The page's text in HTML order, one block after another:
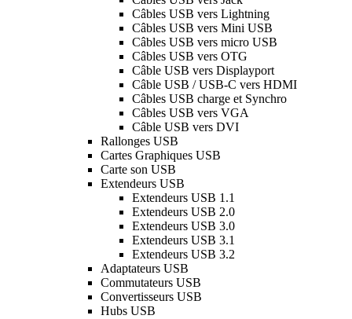
Câbles USB vers Lightning
Câbles USB vers Mini USB
Câbles USB vers micro USB
Câbles USB vers OTG
Câble USB vers Displayport
Câble USB / USB-C vers HDMI
Câbles USB charge et Synchro
Câbles USB vers VGA
Câble USB vers DVI
Rallonges USB
Cartes Graphiques USB
Carte son USB
Extendeurs USB
Extendeurs USB 1.1
Extendeurs USB 2.0
Extendeurs USB 3.0
Extendeurs USB 3.1
Extendeurs USB 3.2
Adaptateurs USB
Commutateurs USB
Convertisseurs USB
Hubs USB